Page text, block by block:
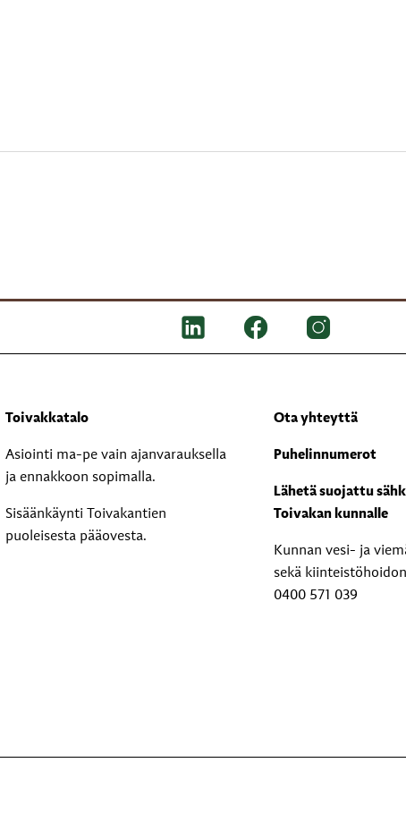
Toivakkatalo
Asiointi ma-pe vain ajanvarauksella
ja ennakkoon sopimalla.
Sisäänkäynti Toivakantien
puoleisesta pääovesta.
Ota yhteyttä
Puhelinnumerot
Lähetä suojattu
Toivakan kunnalle
Kunnan vesi- ja
sekä
0400 571 039